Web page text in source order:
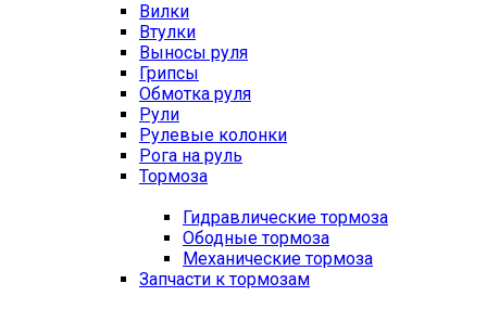
Вилки
Втулки
Выносы руля
Грипсы
Обмотка руля
Рули
Рулевые колонки
Рога на руль
Тормоза
Гидравлические тормоза
Ободные тормоза
Механические тормоза
Запчасти к тормозам